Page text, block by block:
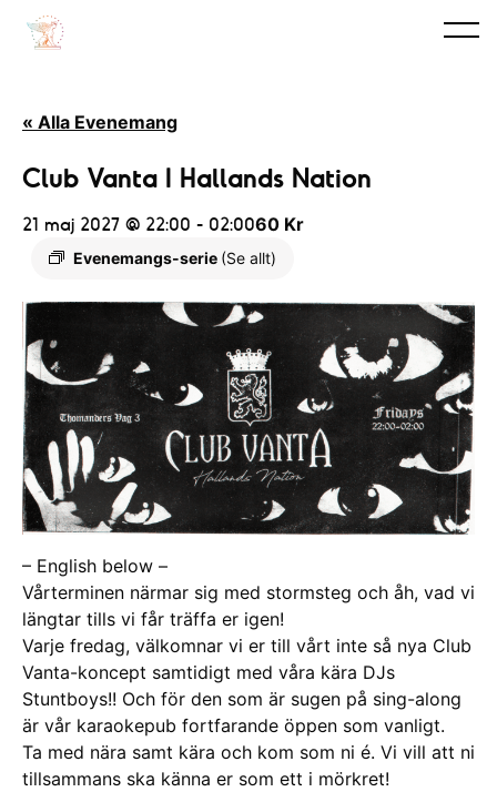
« Alla Evenemang
Club Vanta I Hallands Nation
21 maj 2027 @ 22:00 - 02:00
Evenemangs-serie (Se allt)
60 Kr
– English below –
Vårterminen närmar sig med stormsteg och åh, vad vi
längtar tills vi får träffa er igen!
Varje fredag, välkomnar vi er till vårt inte så nya Club
Vanta-koncept samtidigt med våra kära DJs
Stuntboys!! Och för den som är sugen på sing-along
är vår karaokepub fortfarande öppen som vanligt.
Ta med nära samt kära och kom som ni é. Vi vill att ni
tillsammans ska känna er som ett i mörkret!